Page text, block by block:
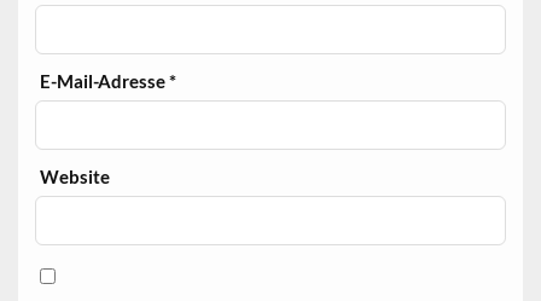
E-Mail-Adresse*
Website